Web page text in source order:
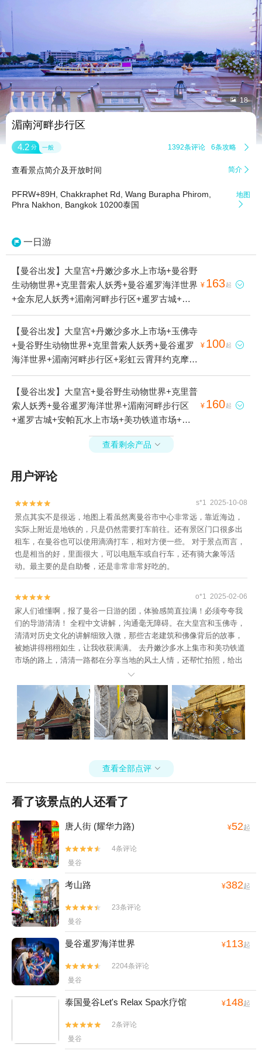
 18
湄南河畔步行区
4.2 分 一般 1392条评论 6条攻略 
查看景点简介及开放时间 简介 
PFRW+89H, Chakkraphet Rd, Wang Burapha Phirom,
Phra Nakhon, Bangkok 10200泰国
地图

一日游
【曼谷出发】大皇宫+丹嫩沙多水上市场+曼谷野
生动物世界+克里普索人妖秀+曼谷暹罗海洋世界
+金东尼人妖秀+湄南河畔步行区+暹罗古城+美
功铁道市场+三头神象博物馆+古城七十二府+湄
南河1日游
¥ 163起 
【曼谷出发】大皇宫+丹嫩沙多水上市场+玉佛寺
+曼谷野生动物世界+克里普索人妖秀+曼谷暹罗
海洋世界+湄南河畔步行区+彩虹云霄拜约克摩天
塔+安帕瓦水上市场+美功铁道市场+三头神象博
物馆+曼谷夜市摩天轮+曼谷金佛寺+四面佛-已下
线+曼谷市区至丹嫩沙多水上市场接送服务+王权
云顶大厦玻璃观景台+古城七十二府+湄南河1日
¥ 100起 
【曼谷出发】大皇宫+曼谷野生动物世界+克里普
索人妖秀+曼谷暹罗海洋世界+湄南河畔步行区
+暹罗古城+安帕瓦水上市场+美功铁道市场+三
头神象博物馆+曼谷夜市摩天轮+夜游湄南河白兰
花号游船晚餐+蔚蓝VELA号夜游湄南河1日游
¥ 160起 
查看剩余产品 
用户评论

 s*1 2025-10-08
景点其实不是很远，地图上看虽然离曼谷市中心非常远，靠近海边，
实际上附近是地铁的，只是仍然需要打车前往。还有景区门口很多出
租车，在曼谷也可以使用滴滴打车，相对方便一些。 对于景点而言，
也是相当的好，里面很大，可以电瓶车或自行车，还有骑大象等活
动。最主要的是自助餐，还是非常非常好吃的。

 o*1 2025-02-06
家人们谁懂啊，报了曼谷一日游的团，体验感简直拉满！必须夸夸我
们的导游清清！ 全程中文讲解，沟通毫无障碍。在大皇宫和玉佛寺，
清清对历史文化的讲解细致入微，那些古老建筑和佛像背后的故事，
被她讲得栩栩如生，让我收获满满。 去丹嫩沙多水上集市和美功铁道
市场的路上，清清一路都在分享当地的风土人情，还帮忙拍照，给出
超棒的拍照姿势建议，张张出片！ 在市场里，她不仅带着我们品尝地
道美食，还帮忙砍价，买到了好多物美价廉的纪念品。 全程安排紧凑
合理，曼谷市区酒店接送也很准时，完全没有踩雷！强烈推荐清清导
游，选她准没错！

查看全部点评 
看了该景点的人还看了
唐人街 (耀华力路) ¥52起


4条评论
曼谷
考山路 ¥382起


23条评论
曼谷
曼谷暹罗海洋世界 ¥113起


2204条评论
曼谷
泰国曼谷Let's Relax Spa水疗馆 ¥148起


2条评论
曼谷
